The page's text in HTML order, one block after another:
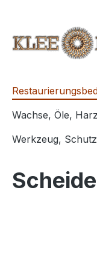
Wachse, Öle,
Werkzeug,